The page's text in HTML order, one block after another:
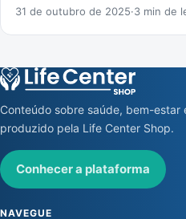
31 de outubro de 2025·3 min de
Conteúdo sobre saúde, bem-estar
produzido pela Life Center Shop.
Conhecer a plataforma
NAVEGUE